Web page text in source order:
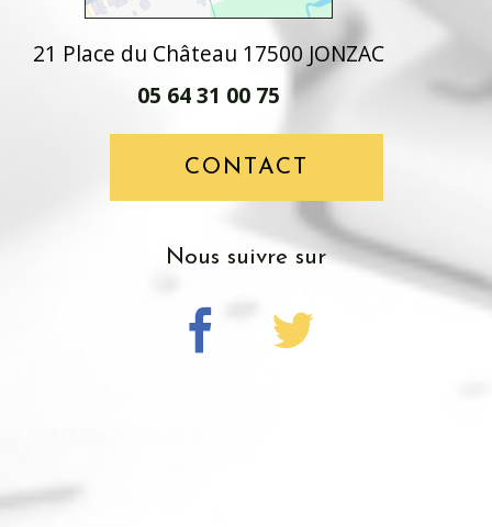
21 Place du Château 17500 JONZAC
05 64 31 00 75
CONTACT
nous suivre sur